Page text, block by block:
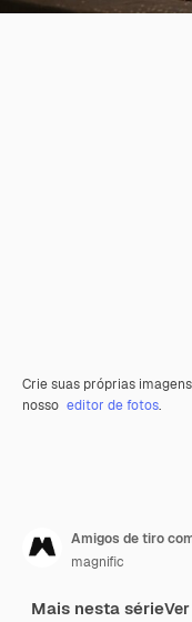
Crie suas próprias
nosso editor de fotos.
Amigos de tiro
magnific
Mais nesta série